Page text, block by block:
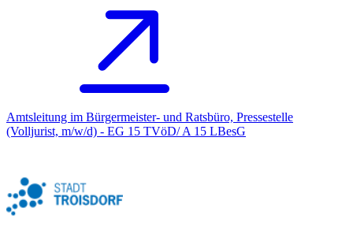
Amtsleitung im Bürgermeister- und Ratsbüro, Pressestelle
(Volljurist, m/w/d) - EG 15 TVöD/ A 15 LBesG